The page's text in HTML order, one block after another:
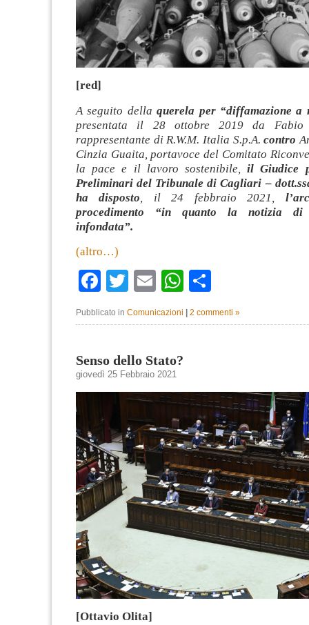
[red]
A seguito dellaquerela per “diffamazione a
presentata il 28 ottobre 2019 da Fabio
rappresentante di R.W.M. Italia S.p.A.contro
Cinzia Guaita, portavoce del Comitato
la pace e il lavoro sostenibile,il Giudice
Preliminari del Tribunale di Cagliari –
ha disposto, il 24 febbraio 2021,
procedimento “in quanto la notizia di
infondata”.
(altro…)
Facebook
TwitterEmailWhatsApp
Pubblicato in Comunicazioni 2 commenti »
Senso dello Stato?
giovedì 25 Febbraio 2021
[Ottavio Olita]